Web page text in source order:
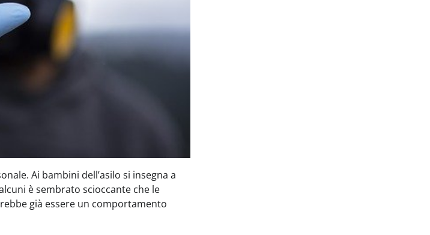
Ai bambini dell’asilo si insegna a
è sembrato scioccante che le
già essere un comportamento